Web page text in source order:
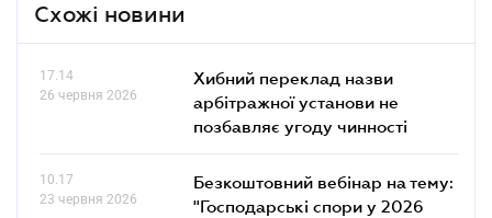
Схожі новини
17.14
26 червня 2026
Хибний переклад назви
арбітражної установи не
позбавляє угоду чинності
10.17
23 червня 2026
Безкоштовний вебінар на тему:
"Господарські спори у 2026